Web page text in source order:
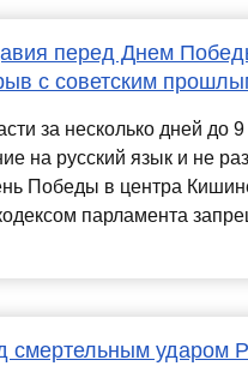
перед Днем
с советским
за несколько дней до
на русский язык и не
Победы в центра
парламента
смертельным ударом